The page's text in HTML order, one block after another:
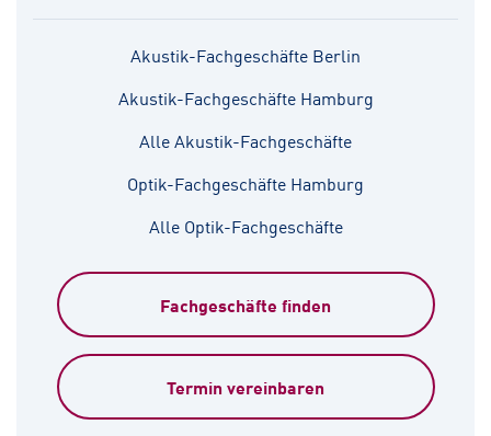
Akustik-Fachgeschäfte Berlin
Akustik-Fachgeschäfte Hamburg
Alle Akustik-Fachgeschäfte
Optik-Fachgeschäfte Hamburg
Alle Optik-Fachgeschäfte
Fachgeschäfte finden
Termin vereinbaren